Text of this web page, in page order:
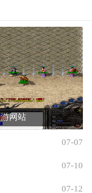
网站
07-07
07-10
07-12